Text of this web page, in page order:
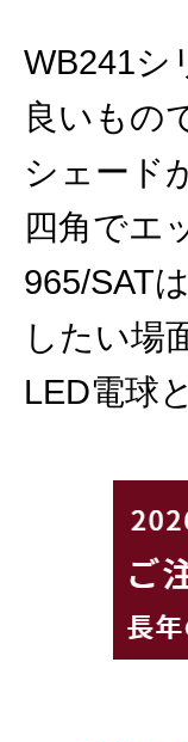
WB241シ
良いもの
シェード
四角でエ
965/SAT
したい場
LED電